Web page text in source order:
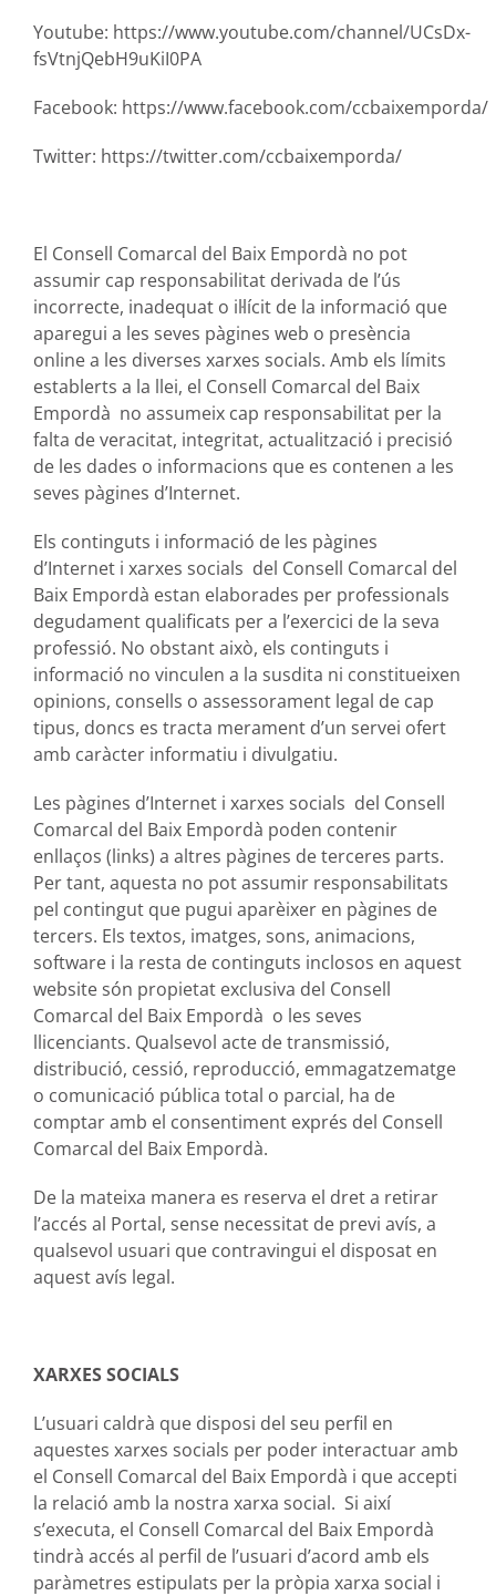
Youtube: https://www.youtube.com/channel/UCsDx-
fsVtnjQebH9uKiI0PA
Facebook: https://www.facebook.com/ccbaixemporda/
Twitter: https://twitter.com/ccbaixemporda/
El Consell Comarcal del Baix Empordà no pot
assumir cap responsabilitat derivada de l’ús
incorrecte, inadequat o il·lícit de la informació que
aparegui a les seves pàgines web o presència
online a les diverses xarxes socials. Amb els límits
establerts a la llei, el Consell Comarcal del Baix
Empordà no assumeix cap responsabilitat per la
falta de veracitat, integritat, actualització i precisió
de les dades o informacions que es contenen a les
seves pàgines d’Internet.
Els continguts i informació de les pàgines
d’Internet i xarxes socials del Consell Comarcal del
Baix Empordà estan elaborades per professionals
degudament qualificats per a l’exercici de la seva
professió. No obstant això, els continguts i
informació no vinculen a la susdita ni constitueixen
opinions, consells o assessorament legal de cap
tipus, doncs es tracta merament d’un servei ofert
amb caràcter informatiu i divulgatiu.
Les pàgines d’Internet i xarxes socials del Consell
Comarcal del Baix Empordà poden contenir
enllaços (links) a altres pàgines de terceres parts.
Per tant, aquesta no pot assumir responsabilitats
pel contingut que pugui aparèixer en pàgines de
tercers. Els textos, imatges, sons, animacions,
software i la resta de continguts inclosos en aquest
website són propietat exclusiva del Consell
Comarcal del Baix Empordà o les seves
llicenciants. Qualsevol acte de transmissió,
distribució, cessió, reproducció, emmagatzematge
o comunicació pública total o parcial, ha de
comptar amb el consentiment exprés del Consell
Comarcal del Baix Empordà.
De la mateixa manera es reserva el dret a retirar
l’accés al Portal, sense necessitat de previ avís, a
qualsevol usuari que contravingui el disposat en
aquest avís legal.
XARXES SOCIALS
L’usuari caldrà que disposi del seu perfil en
aquestes xarxes socials per poder interactuar amb
el Consell Comarcal del Baix Empordà i que accepti
la relació amb la nostra xarxa social. Si així
s’executa, el Consell Comarcal del Baix Empordà
tindrà accés al perfil de l’usuari d’acord amb els
paràmetres estipulats per la pròpia xarxa social i